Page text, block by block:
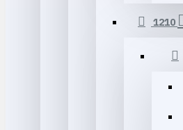
1210